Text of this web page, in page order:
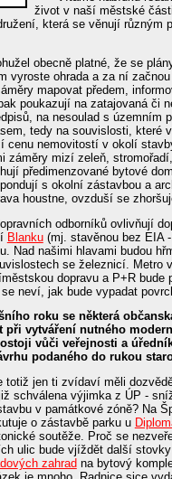
život v naší městské
která se věnují různým
obecně platné, že se
vyroste ohrada a za ní
mapovat předem,
poukazují na zatajovaná či
na nesoulad s územním
tedy na souvislosti,
cenu nemovitostí v okolí
záměry mizí zeleň,
předimenzované bytové
s okolní zástavbou a
houstne, ovzduší se
odborníků ovlivňují
Blanku(mj. stavěnou bez EIA
Nad našimi hlavami budou
se železnicí. Metro
dopravu a P+R
neví, jak bude vypadat
roku se některá
při vytváření nutného
vůči veřejnosti a
podaného do rukou
totiž jen ti zvídaví měli
schválena výjimka z ÚP -
v památkové zóně? Na
o zástavbě parku u
soutěže. Proč se
ulic bude vjíždět další
zahrad na bytový